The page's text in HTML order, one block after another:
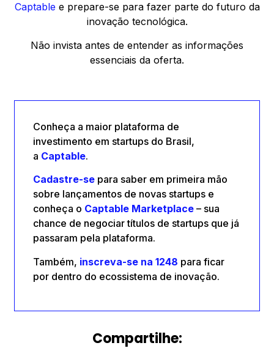
Captable e prepare-se para fazer parte do futuro da
inovação tecnológica.
Não invista antes de entender as informações
essenciais da oferta.
Conheça a maior plataforma de
investimento em startups do Brasil,
a Captable.
Cadastre-se para saber em primeira mão
sobre lançamentos de novas startups e
conheça o Captable Marketplace – sua
chance de negociar títulos de startups que já
passaram pela plataforma.
Também, inscreva-se na 1248 para ficar
por dentro do ecossistema de inovação.
Compartilhe: